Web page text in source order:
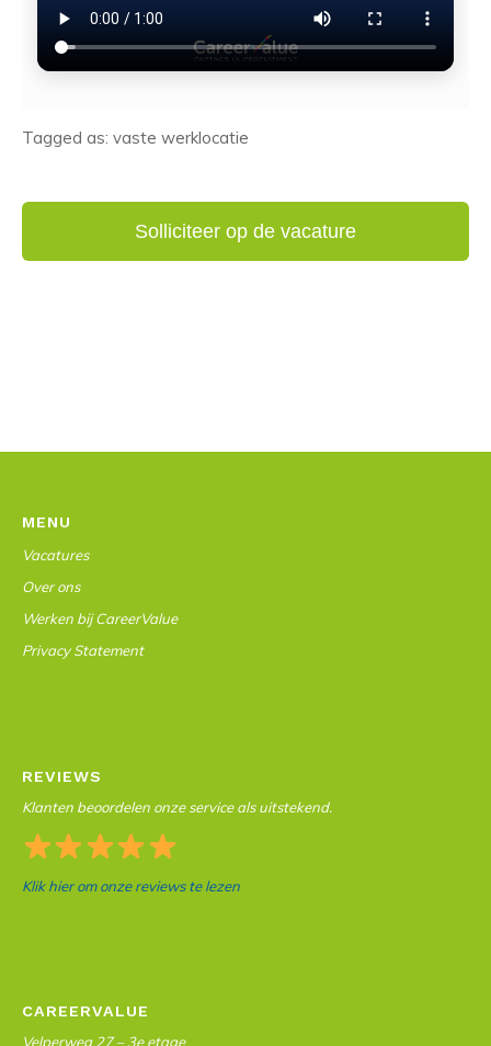
Tagged as: vaste werklocatie
MENU
Vacatures
Over ons
Werken bij CareerValue
Privacy Statement
REVIEWS
Klanten beoordelen onze service als uitstekend.
Klik hier om onze reviews te lezen
CAREERVALUE
Velperweg 27 – 3e etage